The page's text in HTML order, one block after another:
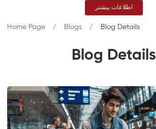
اطلاعات بیشتر
Blog Details
Home Page Blogs Blog Details